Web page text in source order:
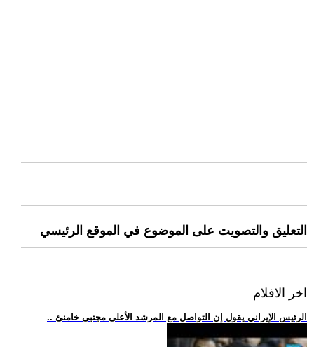
التعليق والتصويت على الموضوع في الموقع الرئيسي
اخر الافلام
.. الرئيس الإيراني يقول إن التواصل مع المرشد الأعلى مجتبى خامنئ